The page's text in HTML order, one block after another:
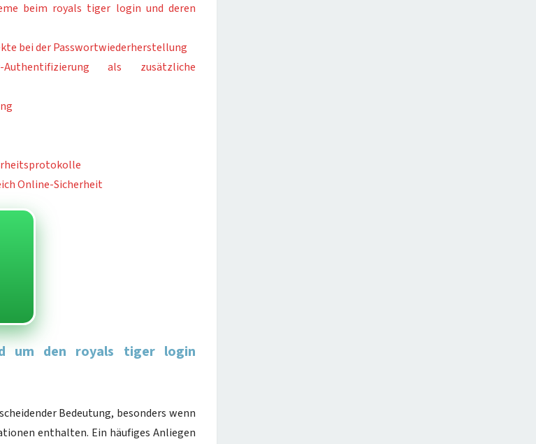
beim royals tiger login und deren
bei der Passwortwiederherstellung
Authentifizierung als zusätzliche
Online-Sicherheit
um den royals tiger login
Bedeutung, besonders wenn
enthalten. Ein häufiges Anliegen